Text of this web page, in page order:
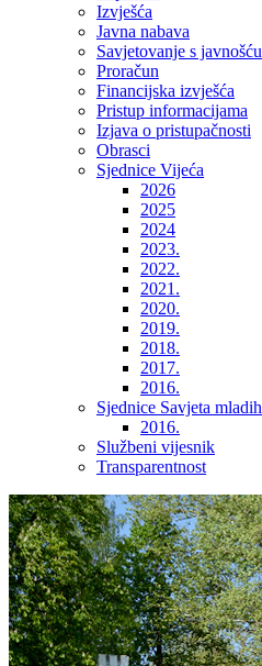
Izvješća
Javna nabava
Savjetovanje s javnošću
Proračun
Financijska izvješća
Pristup informacijama
Izjava o pristupačnosti
Obrasci
Sjednice Vijeća
2026
2025
2024
2023.
2022.
2021.
2020.
2019.
2018.
2017.
2016.
Sjednice Savjeta mladih
2016.
Službeni vijesnik
Transparentnost